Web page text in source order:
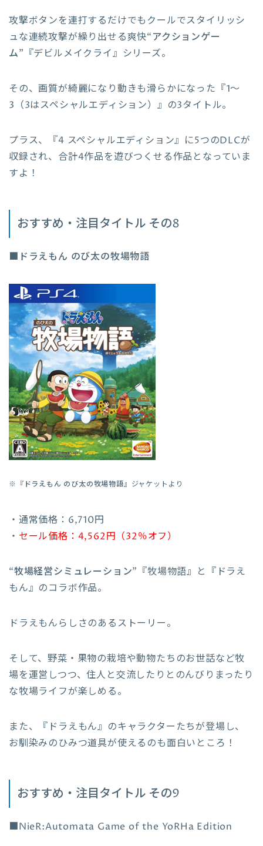
攻撃ボタンを連打するだけでもクールでスタイリッシ
ュな連続攻撃が繰り出せる爽快“アクションゲー
ム” 『デビルメイクライ』シリーズ。
その、画質が綺麗になり動きも滑らかになった『1～
3（3はスペシャルエディション）』の3タイトル。
プラス、『4 スペシャルエディション』に5つのDLCが
収録され、合計4作品を遊びつくせる作品となっていま
すよ！
おすすめ・注目タイトル その8
■ドラえもん のび太の牧場物語
※『 ドラえもん のび太の牧場物語』ジャケットより
・通常価格：6,710円
・ セール価格：4,562円（32％オフ）
“牧場経営シミュレーション” 『牧場物語』と『ドラえ
もん』のコラボ作品。
ドラえもんらしさのあるストーリー。
そして、野菜・果物の栽培や動物たちのお世話など牧
場を運営しつつ、住人と交流したりとのんびりまったり
な牧場ライフが楽しめる。
また、『ドラえもん』のキャラクターたちが登場し、
お馴染みのひみつ道具が使えるのも面白いところ！
おすすめ・注目タイトル その9
■NieR:Automata Game of the YoRHa Edition